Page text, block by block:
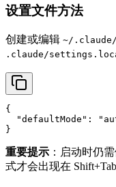
设置文件方法
创建或编辑 ~/
.claude/
{
"defaultMode":
重要提示 ：启动时仍
式才会出现在